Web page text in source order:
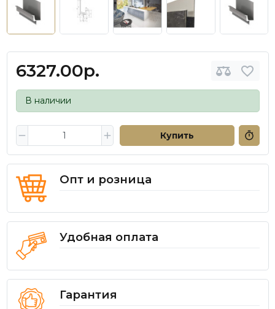
6327.00р.
В наличии
Купить
Опт и розница
Удобная оплата
Гарантия